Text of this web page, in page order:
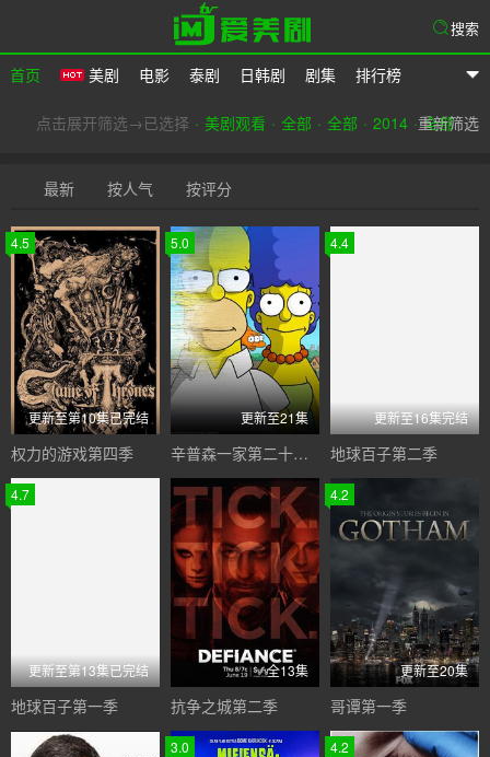
爱美剧
首页 美剧 电影 泰剧 日韩剧 剧集 排行榜
搜索
点击展开筛选→已选择 美剧观看 全部 全部 2014 全部
重新筛选
最新 按人气 按评分
4.5
更新至第10集已完结
权力的游戏第四季
5.0
更新至21集
辛普森一家第二十六季
4.4
更新至16集完结
地球百子第二季
4.7
更新至第13集已完结
地球百子第一季
全13集
抗争之城第二季
4.2
更新至20集
哥谭第一季
3.0 4.2